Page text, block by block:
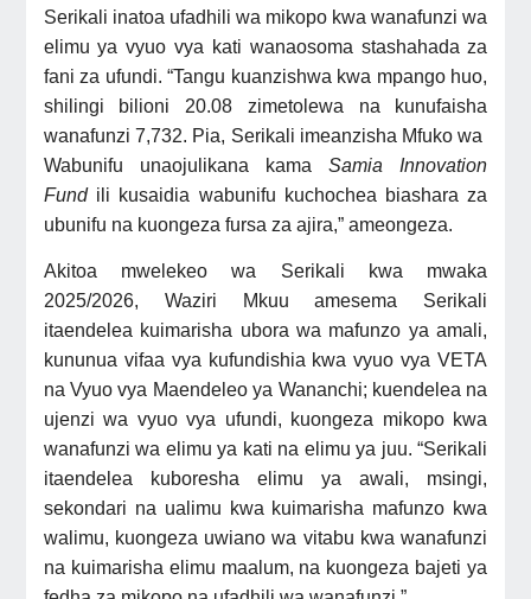
Serikali inatoa ufadhili wa mikopo kwa wanafunzi wa
elimu ya vyuo vya kati wanaosoma stashahada za
fani za ufundi. “Tangu kuanzishwa kwa mpango huo,
shilingi bilioni 20.08 zimetolewa na kunufaisha
wanafunzi 7,732. Pia, Serikali imeanzisha Mfuko wa
Wabunifu unaojulikana kamaSamia Innovation
Fund ili kusaidia wabunifu kuchochea biashara za
ubunifu na kuongeza fursa za ajira,” ameongeza.
Akitoa mwelekeo wa Serikali kwa mwaka
2025/2026, Waziri Mkuu amesema Serikali
itaendelea kuimarisha ubora wa mafunzo ya amali,
kununua vifaa vya kufundishia kwa vyuo vya VETA
na Vyuo vya Maendeleo ya Wananchi; kuendelea na
ujenzi wa vyuo vya ufundi, kuongeza mikopo kwa
wanafunzi wa elimu ya kati na elimu ya juu. “Serikali
itaendelea kuboresha elimu ya awali, msingi,
sekondari na ualimu kwa kuimarisha mafunzo kwa
walimu, kuongeza uwiano wa vitabu kwa wanafunzi
na kuimarisha elimu maalum, na kuongeza bajeti ya